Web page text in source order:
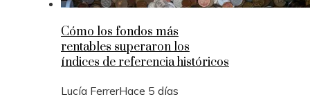
Cómo los fondos más
rentables superaron los
índices de referencia históricos
Lucía FerrerHace 5 días